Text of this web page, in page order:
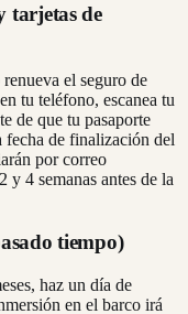
tarjetas de
el seguro de
tu teléfono, escanea tu
de que tu pasaporte
fecha de finalización del
por correo
4 semanas antes de la
tiempo)
haz un día de
en el barco irá